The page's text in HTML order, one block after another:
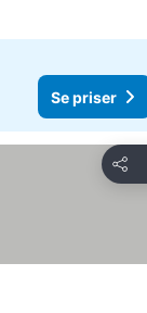
Se priser
Dela